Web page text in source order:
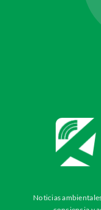
Noticias